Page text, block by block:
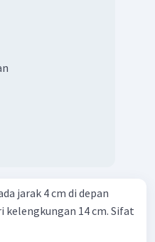
jarak 4 cm di depan
kelengkungan 14 cm. Sifat